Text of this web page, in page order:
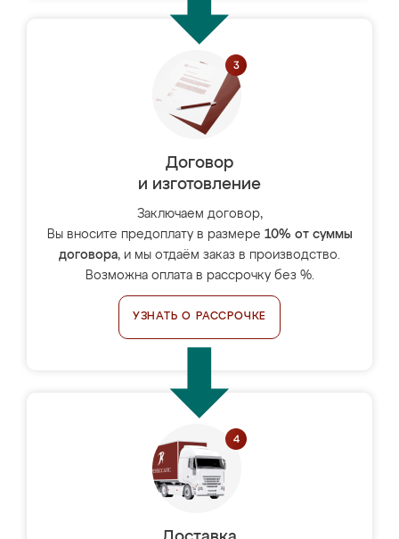
Договор
и изготовление
Заключаем договор,
Вы вносите предоплату в размере 10% от суммы
договора, и мы отдаём заказ в производство.
Возможна оплата в рассрочку без %.
УЗНАТЬ О РАССРОЧКЕ